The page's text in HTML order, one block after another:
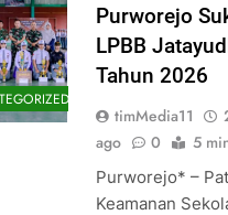
Purworejo
LPBB
Tahun 2026
timMedia11
ago
0 5
Purworejo* –
Keamanan